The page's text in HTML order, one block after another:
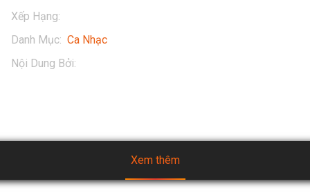
Xếp Hạng:
Danh Mục: Ca Nhạc
Nội Dung Bởi:
Xem thêm